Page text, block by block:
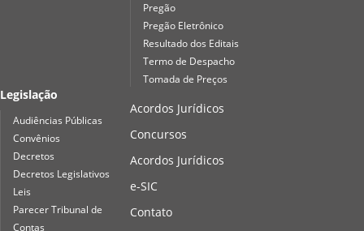
Pregão
Pregão Eletrônico
Resultado dos Editais
Termo de Despacho
Tomada de Preços
Legislação
Audiências Públicas
Convênios
Decretos
Decretos Legislativos
Leis
Parecer Tribunal de
Contas
Acordos Jurídicos
Concursos
Acordos Jurídicos
e-SIC
Contato